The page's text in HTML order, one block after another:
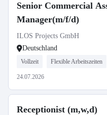
Senior Commercial
Manager(m/f/d)
ILOS Projects GmbH
Deutschland
Vollzeit Flexible Arbeitszeiten
24.07.2026
Receptionist (m,w,d)